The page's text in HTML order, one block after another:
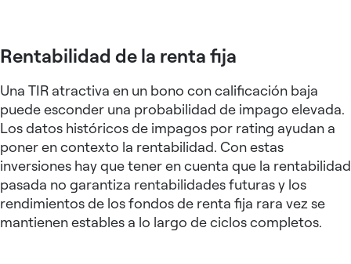
Rentabilidad de la renta fija
Una TIR atractiva en un bono con calificación baja
puede esconder una probabilidad de impago elevada.
Los datos históricos de impagos por rating ayudan a
poner en contexto la rentabilidad. Con estas
inversiones hay que tener en cuenta que la rentabilidad
pasada no garantiza rentabilidades futuras y los
rendimientos de los fondos de renta fija rara vez se
mantienen estables a lo largo de ciclos completos.